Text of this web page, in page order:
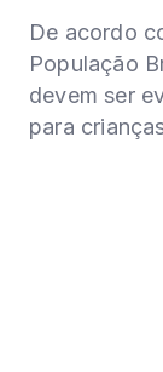
De acordo
População
devem ser
para